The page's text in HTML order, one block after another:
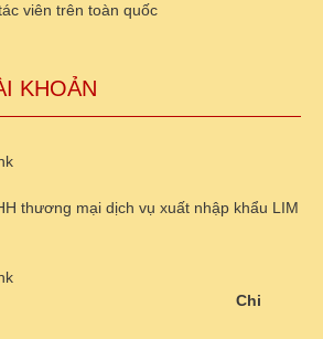
viên trên toàn quốc
KHOẢN
thương mại dịch vụ xuất nhập khẩu LIM
Chi